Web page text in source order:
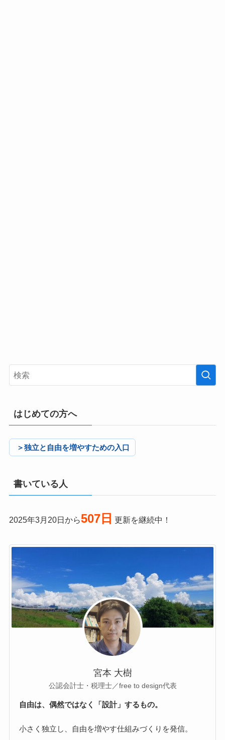
はじめての方へ
＞独立と自由を増やすための入口
書いている人
2025年3月20日から507日 更新を継続中！
宮本 大樹
公認会計士・税理士／free to design代表
自由は、偶然ではなく「設計」するもの。
小さく独立し、自由を増やす仕組みづくりを発信。